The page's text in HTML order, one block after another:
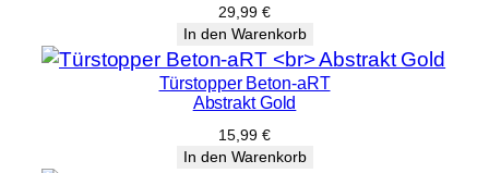
29,99 €
In den Warenkorb
Türstopper Beton-aRT
Abstrakt Gold
15,99 €
In den Warenkorb